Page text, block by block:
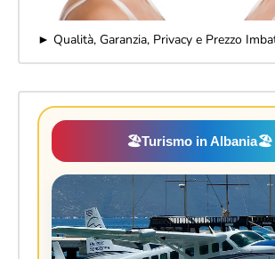
► Qualità, Garanzia, Privacy e Prezzo
🏖️Turismo in Albania🏖️